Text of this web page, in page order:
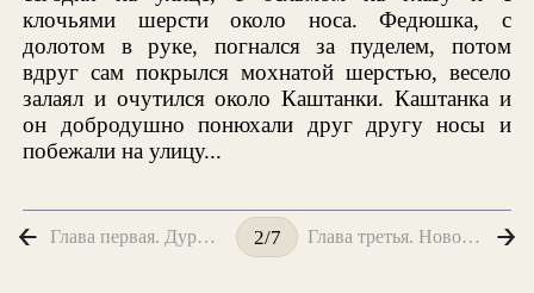
клочьями шерсти около носа. Федюшка, с
долотом в руке, погнался за пуделем, потом
вдруг сам покрылся мохнатой шерстью, весело
залаял и очутился около Каштанки. Каштанка и
он добродушно понюхали друг другу носы и
побежали на улицу...
Глава первая. Дурное поведение 2/7 Глава третья. Новое, очень приятное знакомство